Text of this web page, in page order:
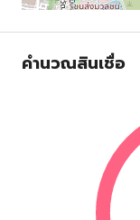
คำนวณสินเชื่อ